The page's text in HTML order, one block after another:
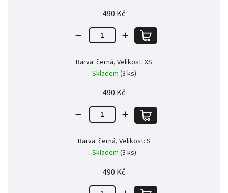
490 Kč
Barva: černá, Velikost: XS
Skladem (3 ks)
490 Kč
Barva: černá, Velikost: S
Skladem (3 ks)
490 Kč